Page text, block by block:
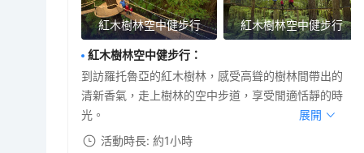
紅木樹林空中健步行 紅木樹林空中健步行
紅木樹林空中健步行 ：
到訪羅托魯亞的紅木樹林，感受高聳的樹林間帶出的
清新香氣，走上樹林的空中步道，享受閒適恬靜的時
光。
展開
活動時長: 約1小時